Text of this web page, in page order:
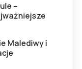
–
Malediwy i